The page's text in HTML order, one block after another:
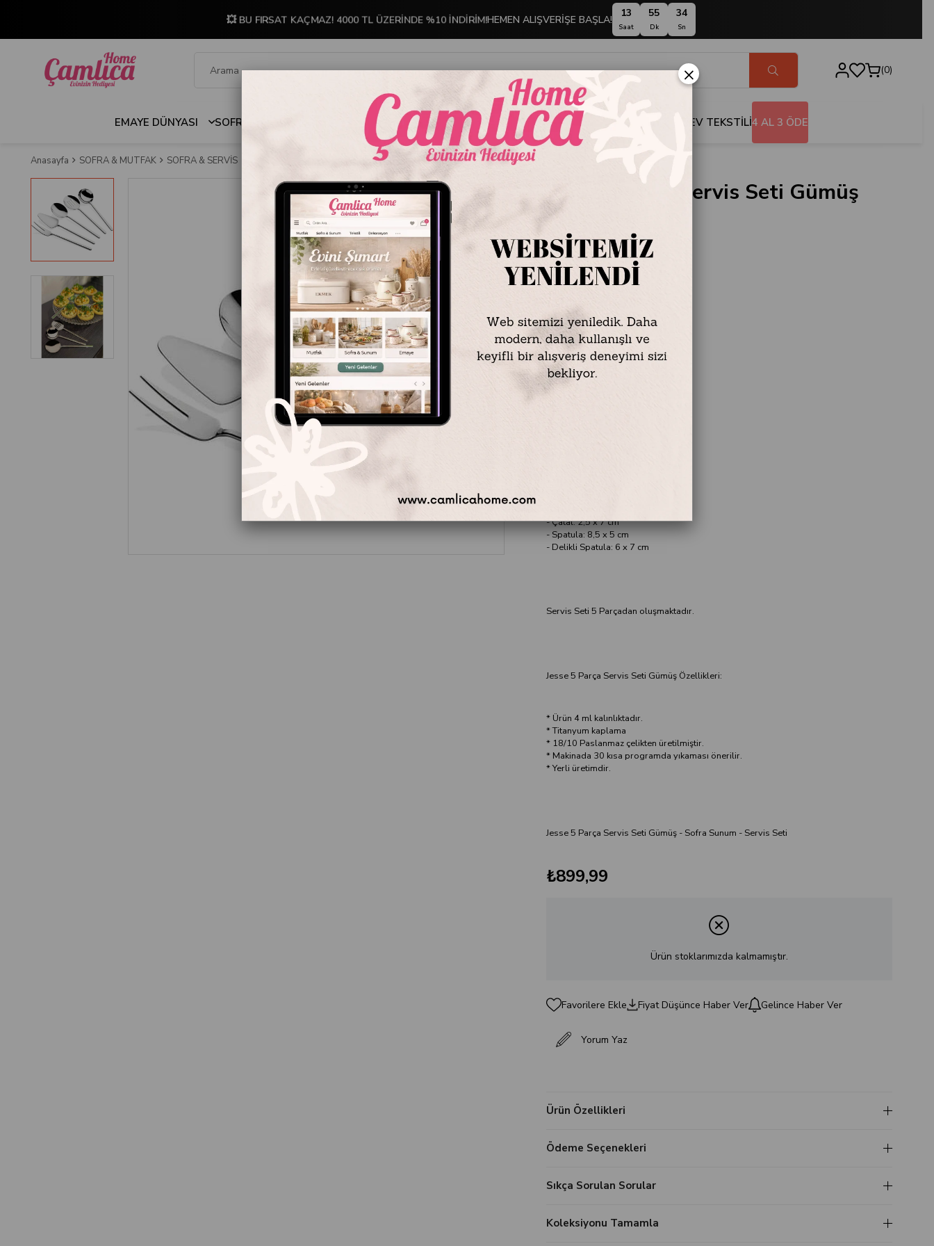
💥 BU FIRSAT KAÇMAZ! 4000 TL ÜZERİNDE %10 İNDİRİM!HEMEN ALIŞVERİŞE BAŞLA! 13
Saat
55
Dk
33
Sn
0
EMAYE DÜNYASI SOFRA & MUTFAK İNDİRİMLİ ÜRÜNLER DEKORASYON TABLO KOLEKSİYONU EV TEKSTİLİ4 AL 3 ÖDE
Anasayfa SOFRA & MUTFAK SOFRA & SERVİS Jesse 5 Parça Servis Seti Gümüş
Jesse 5 Parça Servis Seti Gümüş
Stok Kodu
Marka:Jesse
Jesse 5 Parça Servis Seti Gümüş
Ürün Ölçüleri:
Uzunluk:
- Çatal: 2,5 x 7 cm
- Spatula: 8,5 x 5 cm
- Delikli Spatula: 6 x 7 cm
Servis Seti 5 Parçadan oluşmaktadır.
Jesse 5 Parça Servis Seti Gümüş Özellikleri:
* Ürün 4 ml kalınlıktadır.
* Titanyum kaplama
* 18/10 Paslanmaz çelikten üretilmiştir.
* Makinada 30 kısa programda yıkaması önerilir.
* Yerli üretimdir.
Jesse 5 Parça Servis Seti Gümüş - Sofra Sunum - Servis Seti
₺899,99
Ürün stoklarımızda kalmamıştır.
Favorilere Ekle Fiyat Düşünce Haber Ver Gelince Haber Ver
Yorum Yaz
Ürün Özellikleri
Ödeme Seçenekleri
Sıkça Sorulan Sorular
Koleksiyonu Tamamla
×